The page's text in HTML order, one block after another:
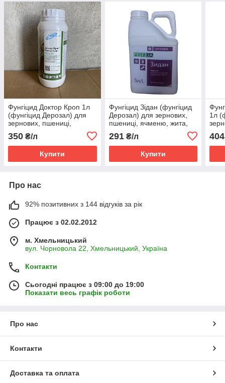
Фунгіцид Доктор Кроп 1л
(фунгіцид Дерозал) для
зернових, пшениці,
соняшнику
350 ₴/л
Купити
Фунгіцид Зідан (фунгіцид
Дерозал) для зернових,
пшениці, ячменю, жита,
291₴/л
Купити
1л
404
Про нас
92% позитивних з 144 відгуків за рік
Працює з 02.02.2012
м. Хмельницький
вул. Чорновола 22, Хмельницький, Україна
Контакти
Сьогодні працює з 09:00 до 19:00
Показати весь графік роботи
Про нас
Контакти
Доставка та оплата